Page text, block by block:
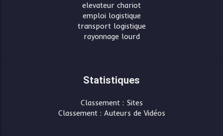
elevateur chariot
emploi logistique
transport logistique
rayonnage lourd
Statistiques
Classement : Sites
Classement : Auteurs de Vidéos